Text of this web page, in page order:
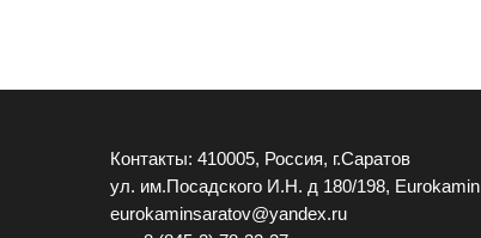
Контакты: 410005, Россия, г.Саратов
ул. им.Посадского И.Н. д 180/198, Eurokamin
eurokaminsaratov@yandex.ru